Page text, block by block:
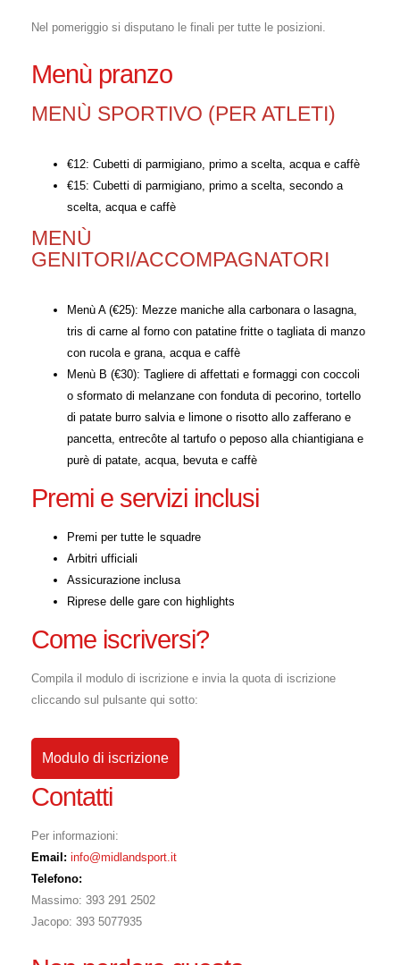
Nel pomeriggio si disputano le finali per tutte le posizioni.
Menù pranzo
MENÙ SPORTIVO (PER ATLETI)
€12: Cubetti di parmigiano, primo a scelta, acqua e caffè
€15: Cubetti di parmigiano, primo a scelta, secondo a
scelta, acqua e caffè
MENÙ
GENITORI/ACCOMPAGNATORI
Menù A (€25): Mezze maniche alla carbonara o lasagna,
tris di carne al forno con patatine fritte o tagliata di manzo
con rucola e grana, acqua e caffè
Menù B (€30): Tagliere di affettati e formaggi con coccoli
o sformato di melanzane con fonduta di pecorino, tortello
di patate burro salvia e limone o risotto allo zafferano e
pancetta, entrecôte al tartufo o peposo alla chiantigiana e
purè di patate, acqua, bevuta e caffè
Premi e servizi inclusi
Premi per tutte le squadre
Arbitri ufficiali
Assicurazione inclusa
Riprese delle gare con highlights
Come iscriversi?
Compila il modulo di iscrizione e invia la quota di iscrizione
cliccando sul pulsante qui sotto:
Modulo di iscrizione
Contatti
Per informazioni:
Email: info@midlandsport.it
Telefono:
Massimo: 393 291 2502
Jacopo: 393 5077935